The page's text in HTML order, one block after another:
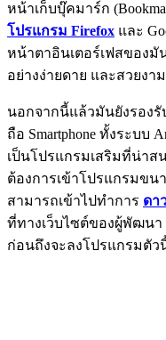
หน้าเก็บบุ๊คมาร์ก
โปรแกรม Firefox และ
หน้าตาอินเตอร์เฟสของ
อย่างง่ายดาย และสวยงา
นอกจากนี้แล้วมันยังรอง
ถือ Smartphone ทั้งระบบ
เป็นโปรแกรมเสริมที่น่าส
ต้องการเข้าโปรแกรมข
สามารถเข้าไปทำการ ดา
ที่ทางเว็บไซต์ของผู้พัฒน
ก่อนถึงจะลงโปรแกรมตัว